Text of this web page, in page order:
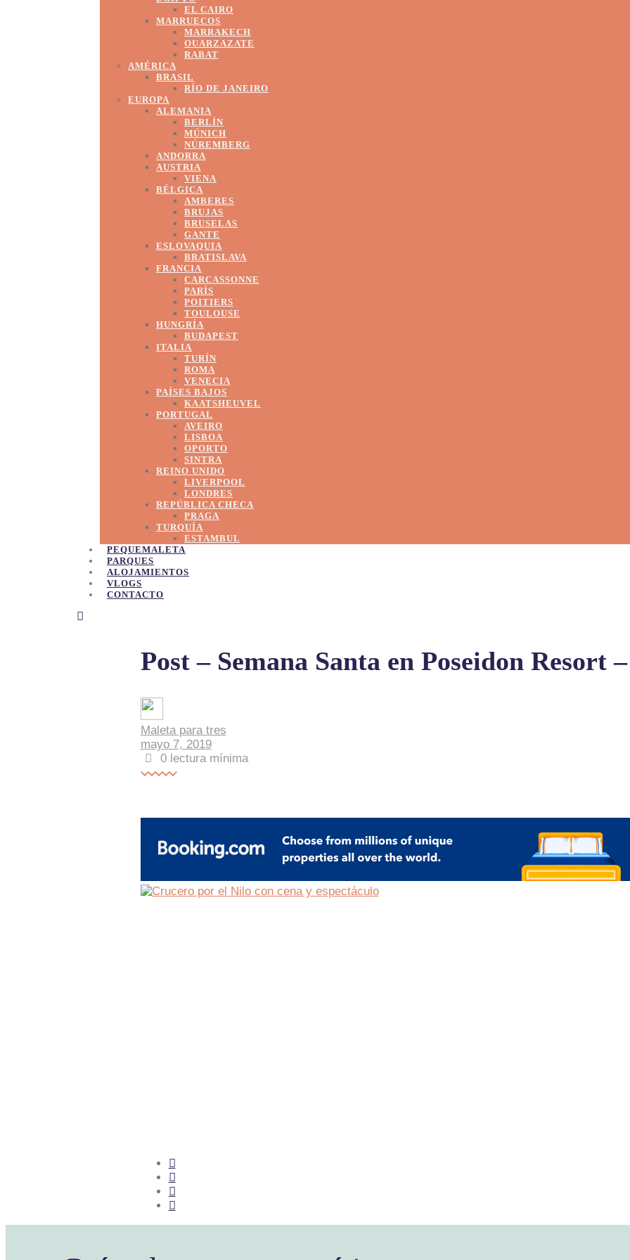
EL CAIRO
MARRUECOS
MARRAKECH
OUARZAZATE
RABAT
AMÉRICA
BRASIL
RÍO DE JANEIRO
EUROPA
ALEMANIA
BERLÍN
MÚNICH
NÚREMBERG
ANDORRA
AUSTRIA
VIENA
BÉLGICA
AMBERES
BRUJAS
BRUSELAS
GANTE
ESLOVAQUIA
BRATISLAVA
FRANCIA
CARCASSONNE
PARÍS
POITIERS
TOULOUSE
HUNGRÍA
BUDAPEST
ITALIA
TURÍN
ROMA
VENECIA
PAÍSES BAJOS
KAATSHEUVEL
PORTUGAL
AVEIRO
LISBOA
OPORTO
SINTRA
REINO UNIDO
LIVERPOOL
LONDRES
REPÚBLICA CHECA
PRAGA
TURQUÍA
ESTAMBUL
PEQUEMALETA
PARQUES
ALOJAMIENTOS
VLOGS
CONTACTO
Post – Semana Santa en Poseidon Resort
Maleta para tres
mayo 7, 2019
0 lectura mínima